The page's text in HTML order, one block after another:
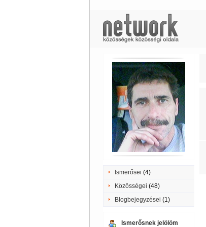
Ismerősei (4)
Közösségei (48)
Blogbejegyzései (1)
Ismerősnek jelölöm